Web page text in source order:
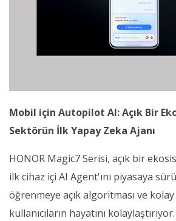
Mobil için Autopilot AI: Açık Bir
Sektörün İlk Yapay Zeka Ajanı
HONOR Magic7 Serisi, açık bir
ilk cihaz içi AI Agent'ını piyasaya
öğrenmeye açık algoritması ve kolay
kullanıcıların hayatını